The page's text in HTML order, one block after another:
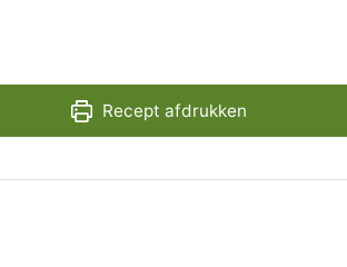
Recept afdrukken